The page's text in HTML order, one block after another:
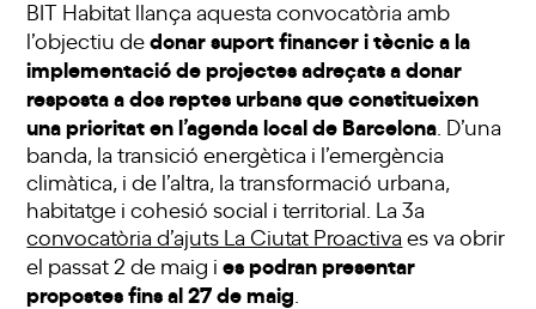
BIT Habitat llança aquesta convocatòria amb
l’objectiu dedonar suport financer i tècnic a la
implementació de projectes adreçats a donar
resposta a dos reptes urbans que constitueixen
una prioritat en l’agenda local de Barcelona . D’una
banda, la transició energètica i l’emergència
climàtica, i de l’altra, la transformació urbana,
habitatge i cohesió social i territorial. La 3a
convocatòria d’ajuts La Ciutat Proactiva es va obrir
el passat 2 de maig i es podran presentar
propostes fins al 27 de maig